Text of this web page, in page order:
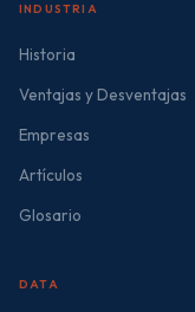
INDUSTRIA
Historia
Ventajas y Desventajas
Empresas
Artículos
Glosario
DATA